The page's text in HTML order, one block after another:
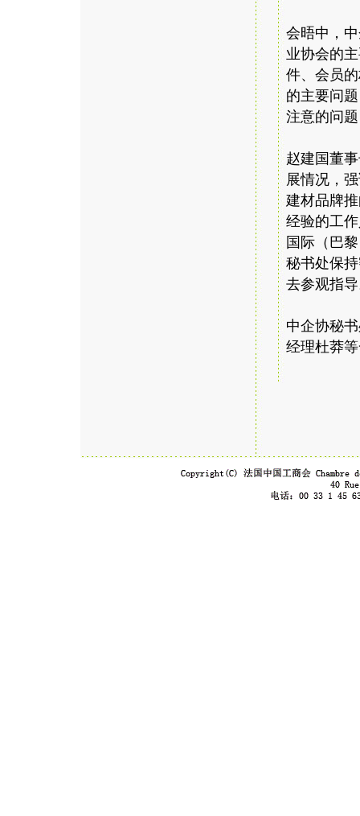
会晤中，
业协会的
件、会员
的主要问
注意的问
赵建国董
展情况，
建材品牌
经验的工
国际（巴
秘书处保
去参观指
中企协秘
经理杜莽